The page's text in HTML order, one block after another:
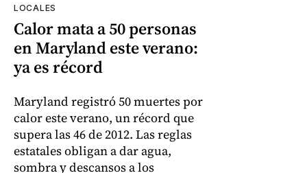
LOCALES
Calor mata a 50 personas
en Maryland este verano:
ya es récord
Maryland registró 50 muertes por
calor este verano, un récord que
supera las 46 de 2012. Las reglas
estatales obligan a dar agua,
sombra y descansos a los